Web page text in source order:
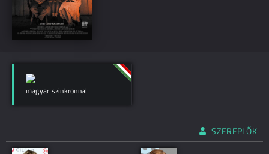
magyar szinkronnal
SZEREPLŐK